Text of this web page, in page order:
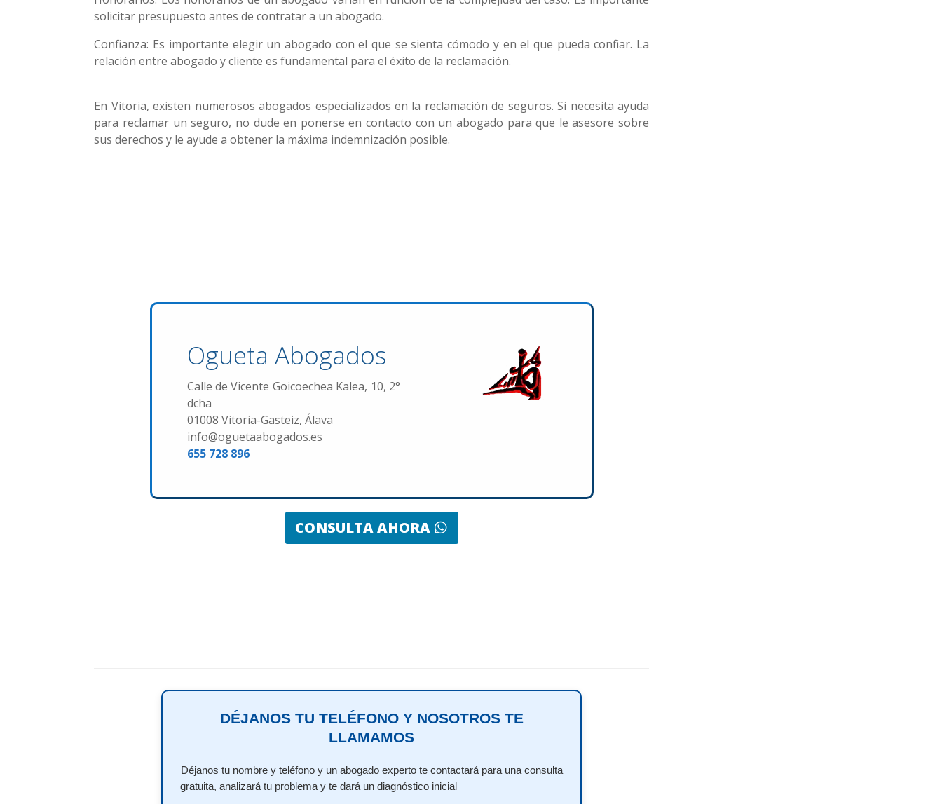
solicitar presupuesto antes de contratar a un abogado.
Confianza: Es importante elegir un abogado con el que se sienta cómodo y en el que pueda confiar. La
relación entre abogado y cliente es fundamental para el éxito de la reclamación.
En Vitoria, existen numerosos abogados especializados en la reclamación de seguros. Si necesita ayuda
para reclamar un seguro, no dude en ponerse en contacto con un abogado para que le asesore sobre
sus derechos y le ayude a obtener la máxima indemnización posible.
Ogueta Abogados
Calle de Vicente Goicoechea Kalea, 10, 2°
dcha
01008 Vitoria-Gasteiz, Álava
info@oguetaabogados.es
655 728 896
CONSULTA AHORA
DÉJANOS TU TELÉFONO Y NOSOTROS TE
LLAMAMOS
Déjanos tu nombre y teléfono y un abogado experto te contactará para una consulta
gratuita, analizará tu problema y te dará un diagnóstico inicial